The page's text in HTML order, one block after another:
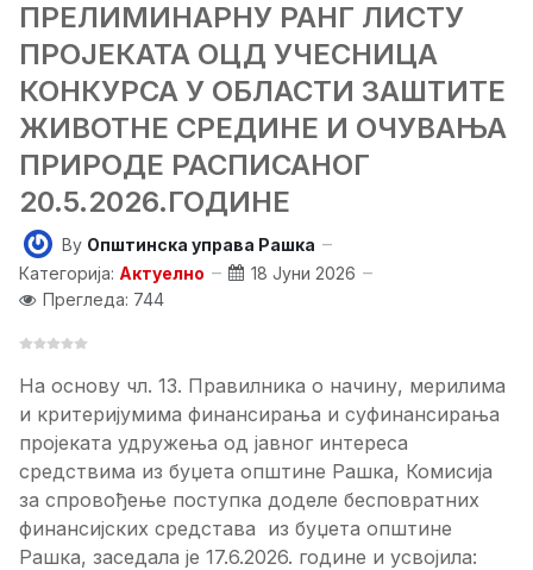
ПРЕЛИМИНАРНУ РАНГ ЛИСТУ
ПРОЈЕКАТА ОЦД УЧЕСНИЦА
КОНКУРСА У ОБЛАСТИ ЗАШТИТЕ
ЖИВОТНЕ СРЕДИНЕ И ОЧУВАЊА
ПРИРОДЕ РАСПИСАНОГ
20.5.2026.ГОДИНЕ
By Општинска управа Рашка
Категорија: Актуелно
18 Јуни 2026
Прегледа: 744
На основу чл. 13. Правилника о начину, мерилима
и критеријумима финансирања и суфинансирања
пројеката удружења од јавног интереса
средствима из буџета општине Рашка, Комисија
за спровођење поступка доделе бесповратних
финансијских средстава из буџета општине
Рашка, заседала је 17.6.2026. године и усвојила: